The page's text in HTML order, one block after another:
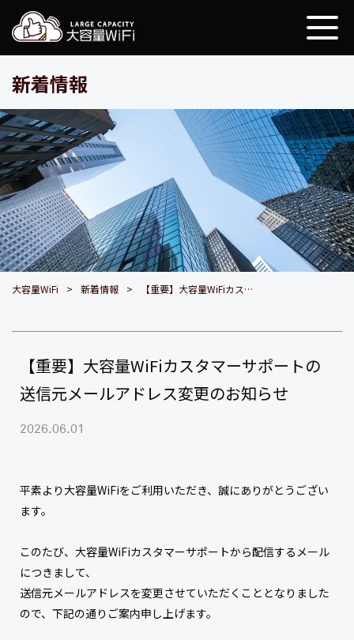
新着情報
大容量WiFi 新着情報 【重要】大容量WiFiカスタマーサポートの送信元メールアドレス変更のお知らせ
【重要】大容量WiFiカスタマーサポートの
送信元メールアドレス変更のお知らせ
2026.06.01
平素より大容量WiFiをご利用いただき、誠にありがとうござい
ます。
このたび、大容量WiFiカスタマーサポートから配信するメール
につきまして、
送信元メールアドレスを変更させていただくこととなりました
ので、下記の通りご案内申し上げます。